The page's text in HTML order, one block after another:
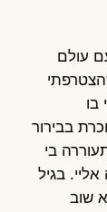
עולם
בגיל 11, כשהצטרפתי
בו
בבירור
בי
בגיל
שוב